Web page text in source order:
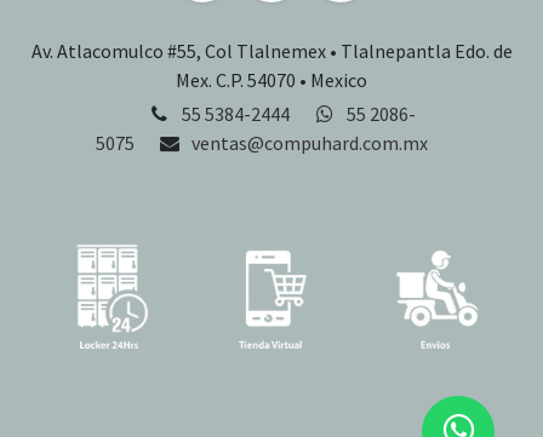
Av. Atlacomulco #55, Col Tlalnemex • Tlalnepantla Edo. de
Mex. C.P. 54070 • Mexico
55 5384-2444
55 2086-
5075
ventas@compuhard.com.mx